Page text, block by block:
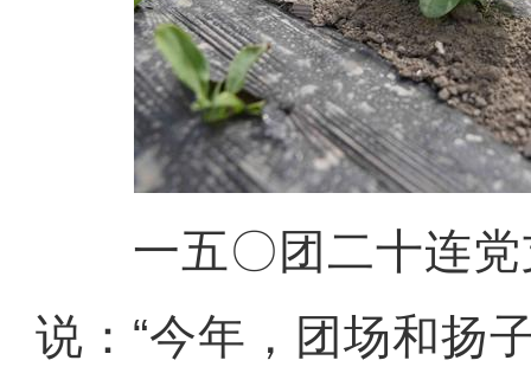
一五〇团二十连党
说：“今年，团场和扬